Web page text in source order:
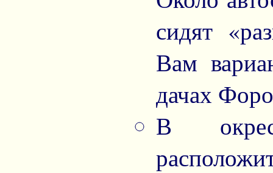
сидят
Вам
дачах
В